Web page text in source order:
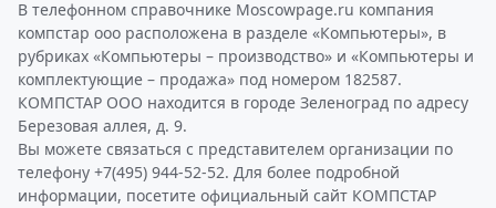
В телефонном справочнике Moscowpage.ru компания
компстар ооо расположена в разделе «Компьютеры», в
рубриках «Компьютеры – производство» и «Компьютеры и
комплектующие – продажа» под номером 182587.
КОМПСТАР ООО находится в городе Зеленоград по адресу
Березовая аллея, д. 9.
Вы можете связаться с представителем организации по
телефону +7(495) 944-52-52. Для более подробной
информации, посетите официальный сайт КОМПСТАР